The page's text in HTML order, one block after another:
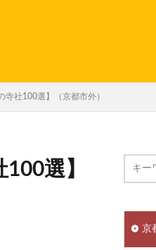
寺社100選】（京都市外）
選】
京